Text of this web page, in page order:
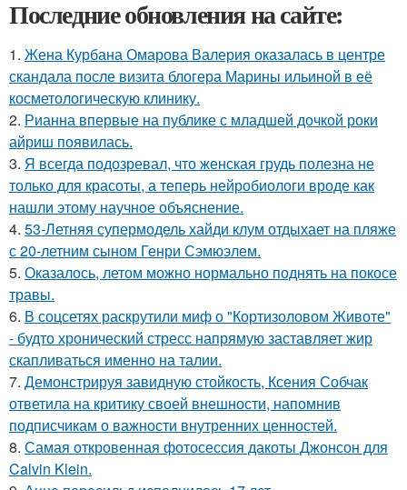
Последние обновления на сайте:
1. Жена Курбана Омарова Валерия оказалась в центре
скандала после визита блогера Марины ильиной в её
косметологическую клинику.
2. Рианна впервые на публике с младшей дочкой роки
айриш появилась.
3. Я всегда подозревал, что женская грудь полезна не
только для красоты, а теперь нейробиологи вроде как
нашли этому научное объяснение.
4. 53-Летняя супермодель хайди клум отдыхает на пляже
с 20-летним сыном Генри Сэмюэлем.
5. Оказалось, летом можно нормально поднять на покосе
травы.
6. В соцсетях раскрутили миф о "Кортизоловом Животе"
- будто хронический стресс напрямую заставляет жир
скапливаться именно на талии.
7. Демонстрируя завидную стойкость, Ксения Собчак
ответила на критику своей внешности, напомнив
подписчикам о важности внутренних ценностей.
8. Самая откровенная фотосессия дакоты Джонсон для
Calvin Klein.